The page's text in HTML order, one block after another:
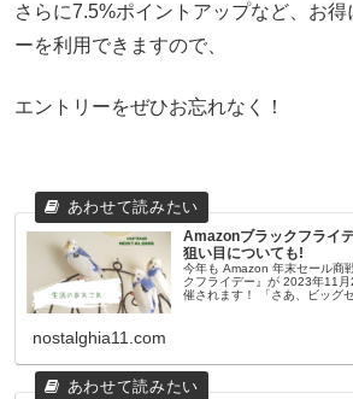
さらに7.5%ポイントアップなど、お
ーを利用できますので、
エントリーをぜひお忘れなく！
Amazonブラックフライ
狙い目についても!
今年も Amazon 年末セール商
クフライデー』が 2023年11
催されます！ 「さあ、ビッグ
nostalghia11.com